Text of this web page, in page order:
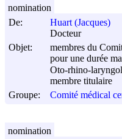
De:
Huart (Jacques)
Docteur
Objet:
membres du
pour une durée
Oto-rhino-
membre titulaire
Groupe:
Comité médical
nomination
nomination